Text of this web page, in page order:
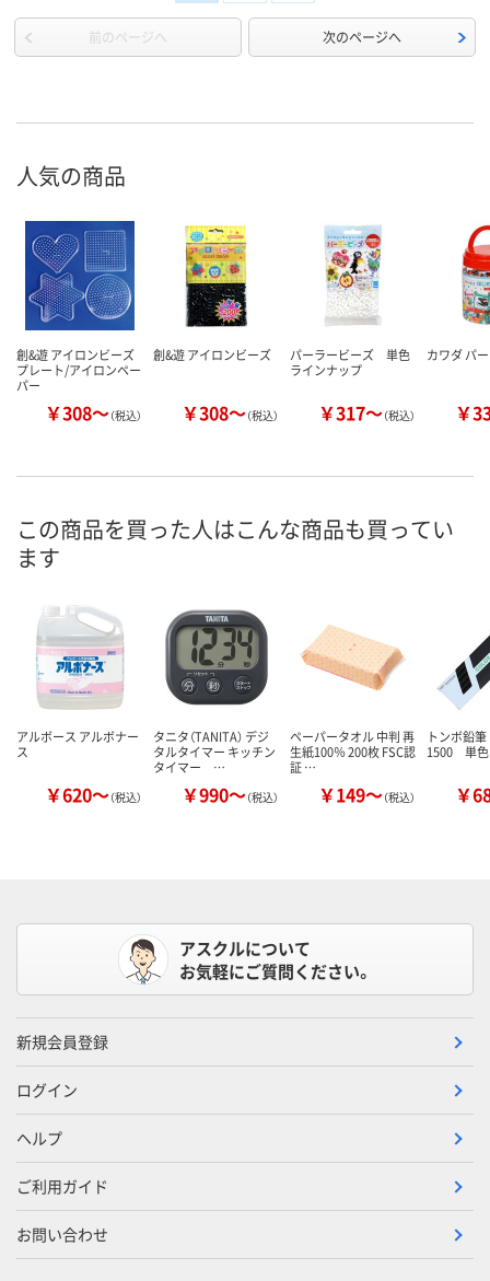
前のページへ 次のページへ
人気の商品
創&遊 アイロンビーズ
プレート/アイロンペー
パー
￥308～（税込）
創&遊 アイロンビーズ
￥308～（税込）
パーラービーズ 単色
ラインナップ
￥317～（税込）
カワダ パ
￥
この商品を買った人はこんな商品も買ってい
ます
アルボース アルボナー
ス
￥620～（税込）
タニタ（TANITA） デジ
タルタイマー キッチン
タイマー …
￥990～（税込）
ペーパータオル 中判 再
生紙100％ 200枚 FSC認
証 …
￥149～（税込）
トンボ
1500 単色
￥
アスクルについて
お気軽にご質問ください。
新規会員登録
ログイン
ヘルプ
ご利用ガイド
お問い合わせ